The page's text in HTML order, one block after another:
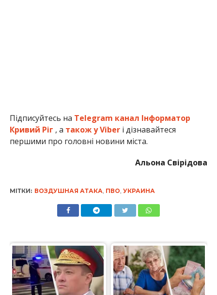
Підписуйтесь на Telegram канал Інформатор
Кривий Ріг , а також у Viberі дізнавайтеся
першими про головні новини міста.
Альона Свірідова
МІТКИ: ВОЗДУШНАЯ АТАКА, ПВО, УКРАИНА